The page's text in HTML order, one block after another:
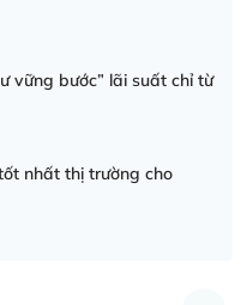
vững bước” lãi suất chỉ từ
nhất thị trường cho